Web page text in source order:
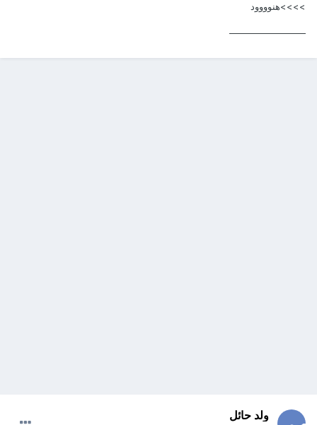
>>>>هنوووود
ولد حائل